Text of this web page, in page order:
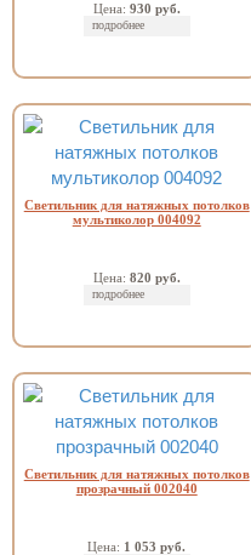
Цена: 930 руб.
подробнее
Светильник для натяжных потолков
мультиколор 004092
Цена: 820 руб.
подробнее
Светильник для натяжных потолков
прозрачный 002040
Цена: 1 053 руб.